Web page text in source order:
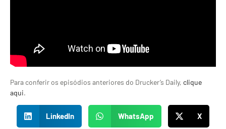
Para conferir os episódios anteriores do Drucker’s Daily, clique
aqui.
LinkedIn WhatsApp X